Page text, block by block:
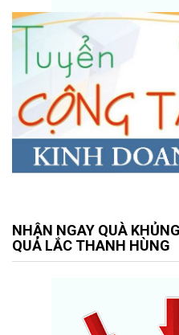
NHẬN NGAY QUÀ
QUẢ LẮC THANH HÙNG